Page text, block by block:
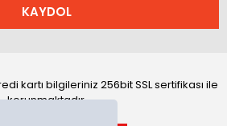
KAYDOL
kartı bilgileriniz 256bit SSL sertifikası ile
korunmaktadır.